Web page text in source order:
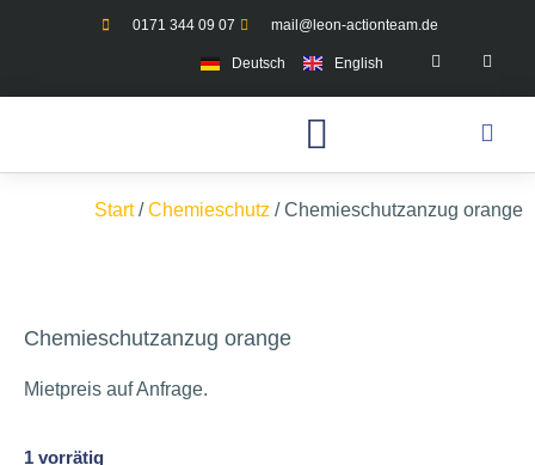
0171 344 09 07 mail@leon-actionteam.de
Deutsch English
Start/Chemieschutz / Chemieschutzanzug orange
Chemieschutzanzug orange
Mietpreis auf Anfrage.
1 vorrätig